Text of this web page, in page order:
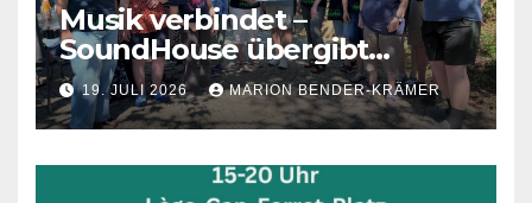
Musik verbindet –
SoundHouse übergibt
Spende an die Lebenshilfe
Sandhausen
19. JULI 2026 MARION BENDER-KRÄMER